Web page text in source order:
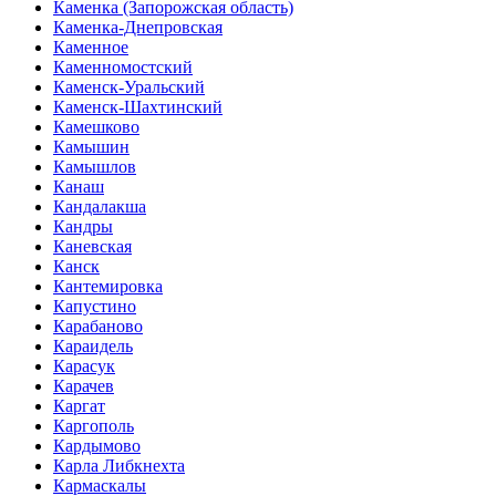
Каменка (Запорожская область)
Каменка-Днепровская
Каменное
Каменномостский
Каменск-Уральский
Каменск-Шахтинский
Камешково
Камышин
Камышлов
Канаш
Кандалакша
Кандры
Каневская
Канск
Кантемировка
Капустино
Карабаново
Караидель
Карасук
Карачев
Каргат
Каргополь
Кардымово
Карла Либкнехта
Кармаскалы